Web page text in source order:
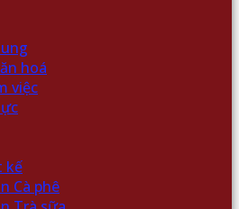
hoá
việc
kế
Cà phê